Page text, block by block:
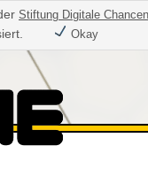
Stiftung Digitale Chancen
Okay